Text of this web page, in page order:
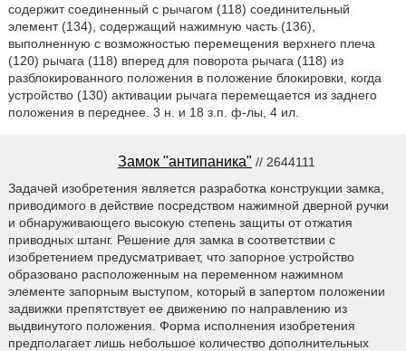
содержит соединенный с рычагом (118) соединительный
элемент (134), содержащий нажимную часть (136),
выполненную с возможностью перемещения верхнего плеча
(120) рычага (118) вперед для поворота рычага (118) из
разблокированного положения в положение блокировки, когда
устройство (130) активации рычага перемещается из заднего
положения в переднее. 3 н. и 18 з.п. ф-лы, 4 ил.
Замок "антипаника" // 2644111
Задачей изобретения является разработка конструкции замка,
приводимого в действие посредством нажимной дверной ручки
и обнаруживающего высокую степень защиты от отжатия
приводных штанг. Решение для замка в соответствии с
изобретением предусматривает, что запорное устройство
образовано расположенным на переменном нажимном
элементе запорным выступом, который в запертом положении
задвижки препятствует ее движению по направлению из
выдвинутого положения. Форма исполнения изобретения
предполагает лишь небольшое количество дополнительных